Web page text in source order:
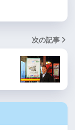
次の記事